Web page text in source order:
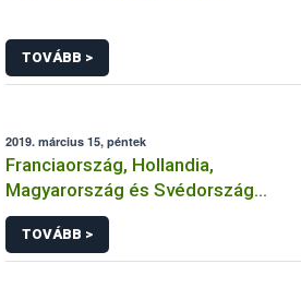
TOVÁBB >
2019. március 15, péntek
Franciaország, Hollandia,
Magyarország és Svédország
közösen értékeli újra a glifozát
hatóanyagot
TOVÁBB >